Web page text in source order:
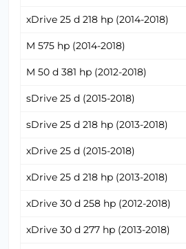
xDrive 25 d 218 hp (2014-2018)
M 575 hp (2014-2018)
M 50 d 381 hp (2012-2018)
sDrive 25 d (2015-2018)
sDrive 25 d 218 hp (2013-2018)
xDrive 25 d (2015-2018)
xDrive 25 d 218 hp (2013-2018)
xDrive 30 d 258 hp (2012-2018)
xDrive 30 d 277 hp (2013-2018)